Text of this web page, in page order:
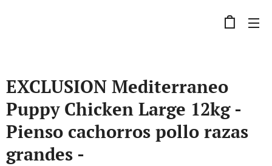
EXCLUSION Mediterraneo
Puppy Chicken Large 12kg -
Pienso cachorros pollo razas
grandes -